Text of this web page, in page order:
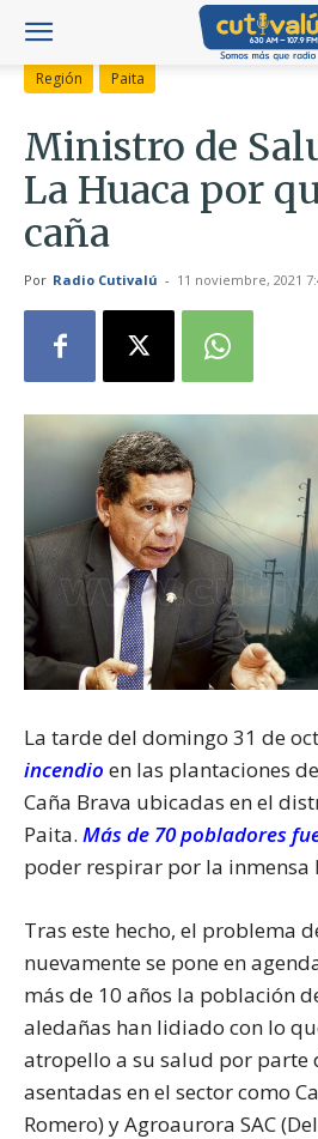
Región Paita
Ministro de
La Huaca por
caña
Por Radio Cutivalú - 11 noviembre, 2021
La tarde del domingo 31 de
incendio en las plantaciones
Caña Brava ubicadas en el
Paita. Más de 70 pobladores
poder respirar por la inmensa
Tras este hecho, el problema
nuevamente se pone en
más de 10 años la población
aledañas han lidiado con lo
atropello a su salud por parte
asentadas en el sector como
Romero) y Agroaurora SAC